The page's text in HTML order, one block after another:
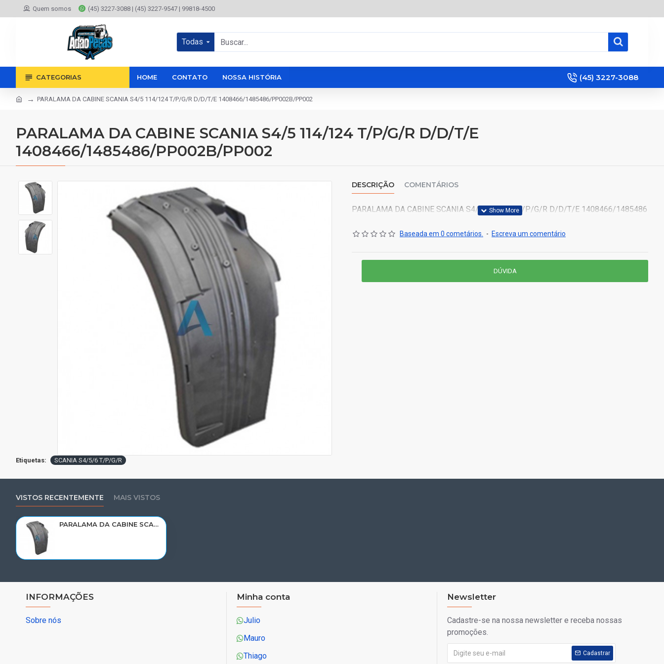
Quem somos (45) 3227-3088 | (45) 3227-9547 | 99818-4500
Todas
CATEGORIAS HOME CONTATO NOSSA HISTÓRIA (45) 3227-3088
PARALAMA DA CABINE SCANIA S4/5 114/124 T/P/G/R D/D/T/E 1408466/1485486/PP002B/PP002
PARALAMA DA CABINE SCANIA S4/5 114/124 T/P/G/R D/D/T/E
1408466/1485486/PP002B/PP002
DESCRIÇÃO COMENTÁRIOS
PARALAMA DA CABINE SCANIA S4/5 114/124 T/P/G/R D/D/T/E 1408466/1485486
Baseada em 0 cometários. - Escreva um comentário
DÚVIDA
Etiquetas: SCANIA S4/5/6 T/P/G/R
VISTOS RECENTEMENTE MAIS VISTOS
PARALAMA DA CABINE SCANIA S4/5 114/124 T/P/G/R D/D/T/E 1408466/1485486/PP002B/PP002
INFORMAÇÕES
Sobre nós
Minha conta
Julio
Mauro
Thiago
Newsletter
Cadastre-se na nossa newsletter e receba nossas
promoções.
Cadastrar